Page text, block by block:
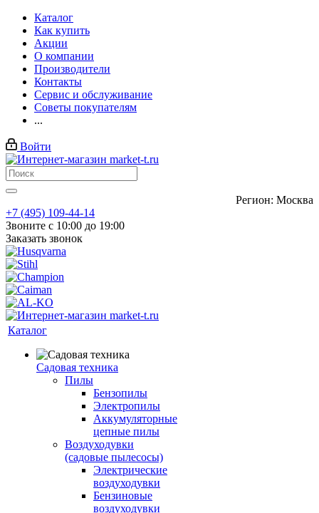
Каталог
Как купить
Акции
О компании
Производители
Контакты
Сервис и обслуживание
Советы покупателям
...
Войти
Регион: Москва
+7 (495) 109-44-14
Звоните с 10:00 до 19:00
Заказать звонок
Каталог
Садовая техника
Пилы
Бензопилы
Электропилы
Аккумуляторные
цепные пилы
Воздуходувки
(садовые пылесосы)
Электрические
воздуходувки
Бензиновые
воздуходувки